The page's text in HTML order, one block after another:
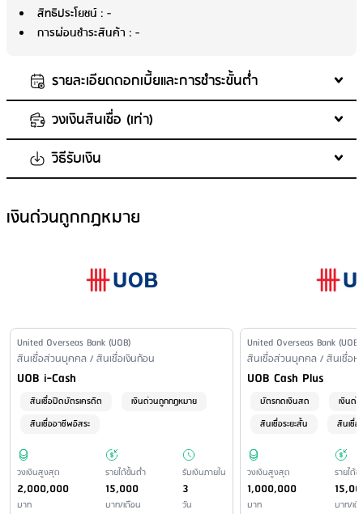
สิทธิประโยชน์ : -
การผ่อนชำระสินค้า : -
รายละเอียดดอกเบี้ยและการชำระขั้นต่ำ
พนักงานบริษัท
ดอกเบี้ยสูงสุด
เจ้าของกิจการ
เงื่อนไขดอกเบี้ยอื่นๆ
ขั้นต่ำในการชำระสินเชื่อ: ตามงวดที่กำหนด
ดอกเบี้ยและค่าธรรมเนียมสูงสุด (กรณีผิดนัดชำระ)
วันที่ชำระยอดค้างเสร็จสิ้น
วงเงินสินเชื่อ (เท่า)
รายได้ น้อยกว่า 30,000 บาท : วงเงินไม่เกิน 1.5 เท่าของรายได้เฉลี่ย
รายได้ มากกว่าหรือเท่ากับ 30,000 บาท : วงเงินไม่เกิน 5 เท่าของราย
ได้เฉลี่ยต่อเดือน
วิธีรับเงิน
ช่องทางการรับเงิน
เข้าบัญชีเงินฝากของธนาคารตามที่ลูกค้าแจ้ง หรือรับเป็นเงินสด
ภายหลังอนุมัติ ลูกค้าจะได้รับเงินในวันทำการถัดไป
เงินด่วนถูกกฎหมาย
Issuer Name
United Overseas Bank (UOB)
Financial Product Type /
สินเชื่อส่วนบุคคล / สินเชื่อเงินก้อน
Personal Loan Name
UOB i-Cash
สินเชื่อปิดบัตรเครดิต
เงินด่วนถูกกฎหมาย
สินเชื่ออาชีพอิสระ
วงเงินสูงสุด
2,000,000
บาท
รายได้ขั้นต่ำ
15,000
บาท/เดือน
รับเงินภายใน
3
วัน
Issuer Name
United Overseas Bank (UOB)
Financial Product Type /
สินเชื่อส่วนบุคคล / สินเชื่อห
Personal Loan Name
UOB Cash Plus
บัตรกดเงินสด
เงินด่
สินเชื่อระยะสั้น
สินเชื่
วงเงินสูงสุด
1,000,000
บาท
รายได้
บาท/เ